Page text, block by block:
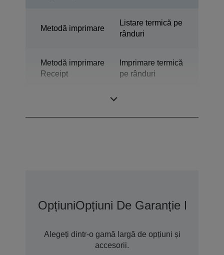
Metodă imprimare
Listare termică pe
rânduri
Metodă imprimare
Receipt
Imprimare termică
pe rânduri
OpțiuniOpțiuni De Garanție
Alegeți dintr-o gamă largă de opțiuni și
accesorii.